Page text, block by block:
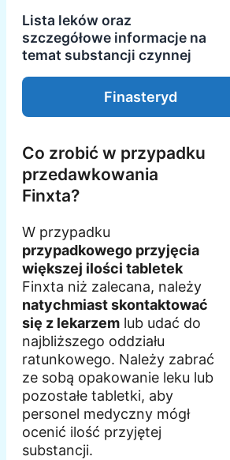
Lista leków oraz
szczegółowe informacje na
temat substancji czynnej
Finasteryd
Co zrobić w przypadku
przedawkowania
Finxta?
W przypadku
przypadkowego przyjęcia
większej ilości tabletek
Finxta niż zalecana, należy
natychmiast skontaktować
się z lekarzem lub udać do
najbliższego oddziału
ratunkowego. Należy zabrać
ze sobą opakowanie leku lub
pozostałe tabletki, aby
personel medyczny mógł
ocenić ilość przyjętej
substancji.